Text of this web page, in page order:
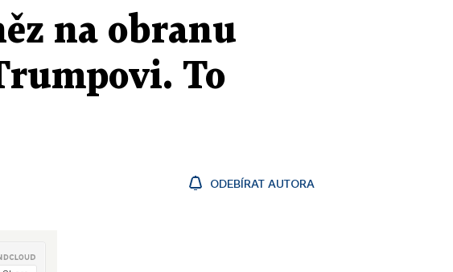
na obranu
To
ODEBÍRAT AUTORA